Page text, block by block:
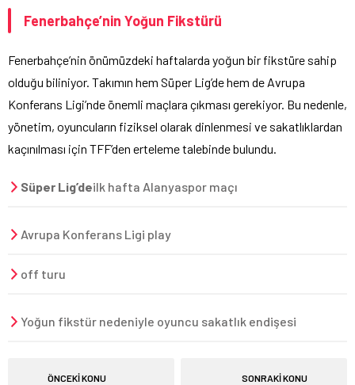
Fenerbahçe’nin Yoğun Fikstürü
Fenerbahçe’nin önümüzdeki haftalarda yoğun bir fikstüre sahip
olduğu biliniyor. Takımın hem Süper Lig’de hem de Avrupa
Konferans Ligi’nde önemli maçlara çıkması gerekiyor. Bu nedenle,
yönetim, oyuncuların fiziksel olarak dinlenmesi ve sakatlıklardan
kaçınılması için TFF’den erteleme talebinde bulundu.
Süper Lig’deilk hafta Alanyaspor maçı
Avrupa Konferans Ligi play
off turu
Yoğun fikstür nedeniyle oyuncu sakatlık endişesi
ÖNCEKİ KONU SONRAKİ KONU